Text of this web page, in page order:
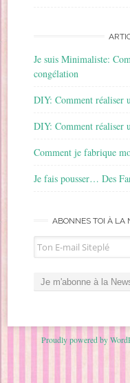
Je suis Minimaliste:
congélation
DIY: Comment réaliser
DIY: Comment réaliser
Comment je fabrique
Je fais pousser… Des
ABONNES TOI À LA
Proudly powered by